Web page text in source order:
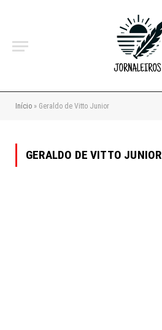
Início » Geraldo de Vitto Junior
GERALDO DE VITTO JUNIOR